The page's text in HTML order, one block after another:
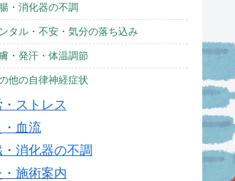
・消化器の不調
タル・不安・気分の落ち込み
・発汗・体温調節
他の自律神経症状
ストレス
血流
・消化器の不調
施術案内